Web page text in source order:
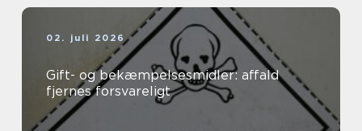
02. juli 2026
Gift- og bekæmpelsesmidler: affald
fjernes forsvareligt